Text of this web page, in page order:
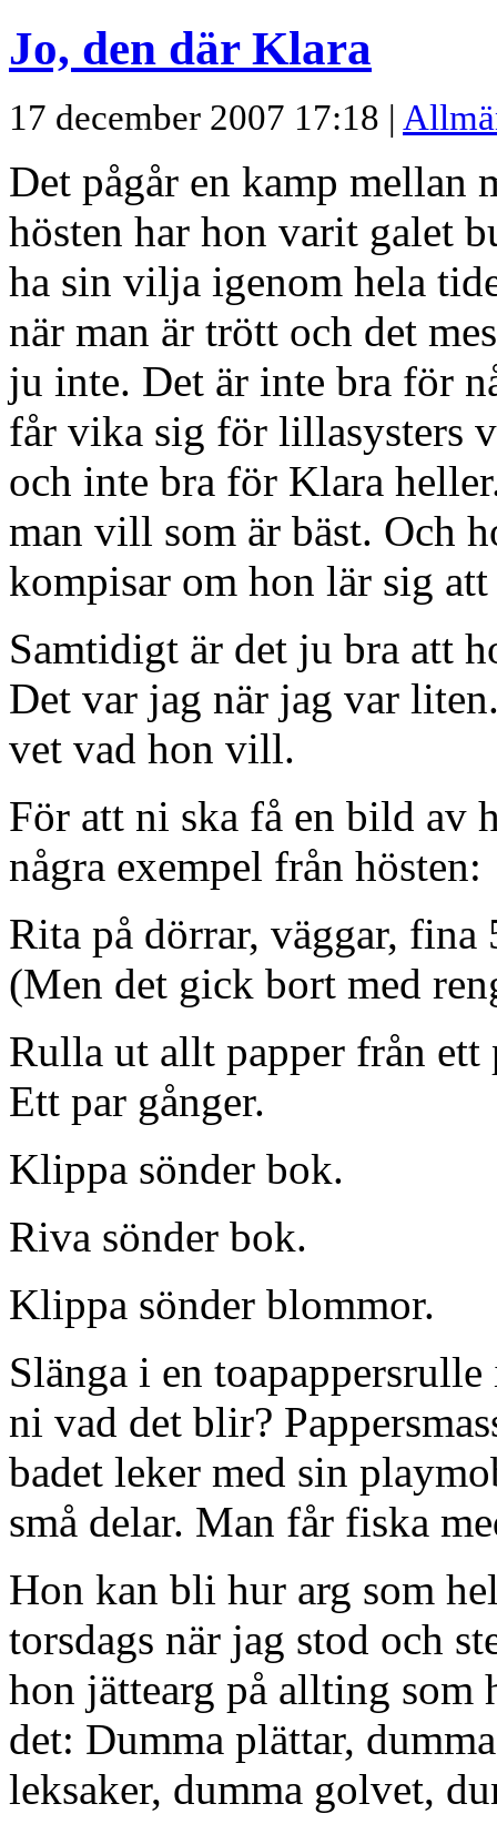
Jo, den där Klara
17 december 2007 17:18 |
Det pågår en kamp mellan
hösten har hon varit galet
ha sin vilja igenom hela
när man är trött och det
ju inte. Det är inte bra för
får vika sig för lillasysters
och inte bra för Klara
man vill som är bäst. Och
kompisar om hon lär sig
Samtidigt är det ju bra att
Det var jag när jag var
vet vad hon vill.
För att ni ska få en bild av
några exempel från hösten:
Rita på dörrar, väggar,
(Men det gick bort med
Rulla ut allt papper från ett
Ett par gånger.
Klippa sönder bok.
Riva sönder bok.
Klippa sönder blommor.
Slänga i en
ni vad det blir?
badet leker med sin
små delar. Man får fiska
Hon kan bli hur arg som
torsdags när jag stod och
hon jättearg på allting som
det: Dumma plättar,
leksaker, dumma golvet,